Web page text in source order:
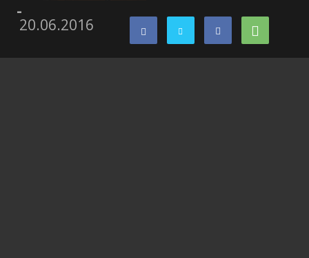
-
20.06.2016